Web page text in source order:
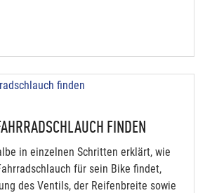
FINDEN
in einzelnen Schritten erklärt, wie
für sein Bike findet,
des Ventils, der Reifenbreite sowie